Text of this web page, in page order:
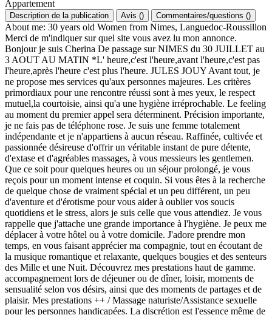
Appartement
Description de la publication Avis () Commentaires/questions ()
About me: 30 years old Women from Nimes, Languedoc-Roussillon
Merci de m'indiquer sur quel site vous avez lu mon annonce.
Bonjour je suis Cherina De passage sur NIMES du 30 JUILLET au
3 AOUT AU MATIN *L' heure,c'est l'heure,avant l'heure,c'est pas
l'heure,après l'heure c'est plus l'heure. JULES JOUY Avant tout, je
ne propose mes services qu'aux personnes majeures. Les critères
primordiaux pour une rencontre réussi sont à mes yeux, le respect
mutuel,la courtoisie, ainsi qu'a une hygiène irréprochable. Le feeling
au moment du premier appel sera déterminent. Précision importante,
je ne fais pas de téléphone rose. Je suis une femme totalement
indépendante et je n'appartiens à aucun réseau. Raffinée, cultivée et
passionnée désireuse d'offrir un véritable instant de pure détente,
d'extase et d'agréables massages, à vous messieurs les gentlemen.
Que ce soit pour quelques heures ou un séjour prolongé, je vous
reçois pour un moment intense et coquin. Si vous êtes à la recherche
de quelque chose de vraiment spécial et un peu différent, un peu
d'aventure et d'érotisme pour vous aider à oublier vos soucis
quotidiens et le stress, alors je suis celle que vous attendiez. Je vous
rappelle que j'attache une grande importance à l'hygiène. Je peux me
déplacer à votre hôtel ou à votre domicile. J'adore prendre mon
temps, en vous faisant apprécier ma compagnie, tout en écoutant de
la musique romantique et relaxante, quelques bougies et des senteurs
des Mille et une Nuit. Découvrez mes prestations haut de gamme.
accompagnement lors de déjeuner ou de dîner, loisir, moments de
sensualité selon vos désirs, ainsi que des moments de partages et de
plaisir. Mes prestations ++ / Massage naturiste/Assistance sexuelle
pour les personnes handicapées. La discrétion est l'essence même de